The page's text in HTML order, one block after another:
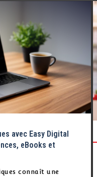
avec Easy Digital
eBooks et
connaît une